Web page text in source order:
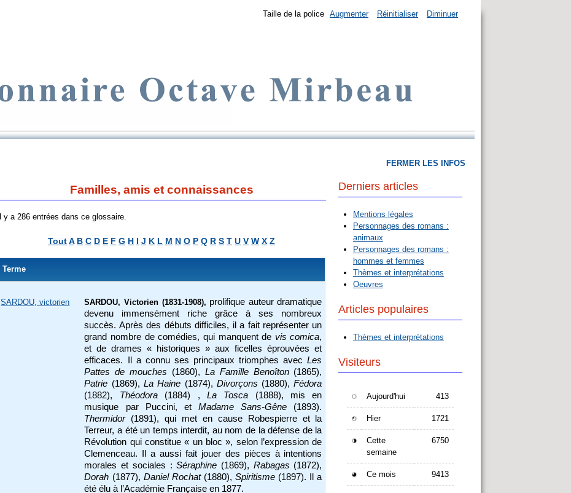
Taille de la police Augmenter Réinitialiser Diminuer
Familles, amis et connaissances
Il y a 286 entrées dans ce glossaire.
ToutA B C D E F G H I J K L M N O P Q R S T U V W X Z
Terme
SARDOU, victorien SARDOU, Victorien (1831-1908), prolifique auteur dramatique
devenu immensément riche grâce à ses nombreux
succès. Après des débuts difficiles, il a fait représenter un
grand nombre de comédies, qui manquent de vis comica,
et de drames « historiques » aux ficelles éprouvées et
efficaces. Il a connu ses principaux triomphes avecLes
Pattes de mouches (1860), La Famille Benoîton(1865),
Patrie (1869), La Haine (1874), Divorçons (1880),Fédora
(1882), Théodora(1884) , La Tosca (1888), mis en
musique par Puccini, etMadame Sans-Gêne (1893).
Thermidor(1891), qui met en cause Robespierre et la
Terreur, a été un temps interdit, au nom de la défense de la
Révolution qui constitue « un bloc », selon l’expression de
Clemenceau. Il a aussi fait jouer des pièces à intentions
morales et sociales :Séraphine (1869), Rabagas (1872),
Dorah (1877), Daniel Rochat(1880),Spiritisme (1897). Il a
été élu à l’Académie Française en 1877.
FERMER LES INFOS
Derniers articles
Mentions légales
Personnages des romans :
animaux
Personnages des romans :
hommes et femmes
Thèmes et interprétations
Oeuvres
Articles populaires
Thèmes et interprétations
Visiteurs
Aujourd'hui 413
Hier 1721
Cette
semaine
6750
Ce mois 9413